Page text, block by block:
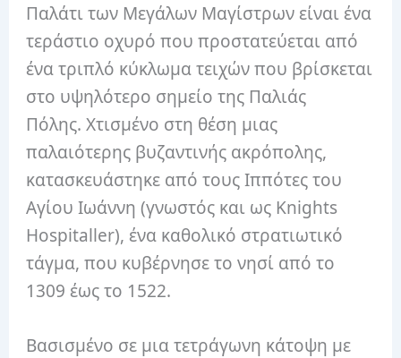
Παλάτι των Μεγάλων Μαγίστρων είναι ένα
τεράστιο οχυρό που προστατεύεται από
ένα τριπλό κύκλωμα τειχών που βρίσκεται
στο υψηλότερο σημείο της Παλιάς
Πόλης. Χτισμένο στη θέση μιας
παλαιότερης βυζαντινής ακρόπολης,
κατασκευάστηκε από τους Ιππότες του
Αγίου Ιωάννη (γνωστός και ως Knights
Hospitaller), ένα καθολικό στρατιωτικό
τάγμα, που κυβέρνησε το νησί από το
1309 έως το 1522.
Βασισμένο σε μια τετράγωνη κάτοψη με